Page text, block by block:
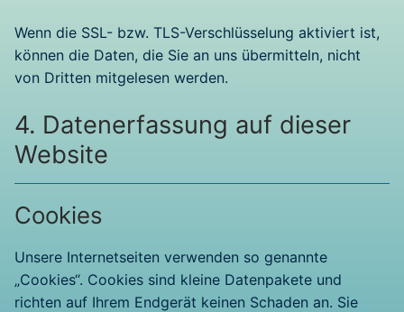
Wenn die SSL- bzw. TLS-Verschlüsselung aktiviert ist,
können die Daten, die Sie an uns übermitteln, nicht
von Dritten mitgelesen werden.
4. Datenerfassung auf dieser
Website
Cookies
Unsere Internetseiten verwenden so genannte
„Cookies“. Cookies sind kleine Datenpakete und
richten auf Ihrem Endgerät keinen Schaden an. Sie